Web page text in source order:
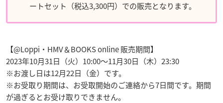
ートセット（税込3,300円）での販売となります。
【@Loppi・HMV＆BOOKS online 販売期間】
2023年10月31日（火）10:00～11月30日（木）23:30
※お渡し日は12月22日（金）です。
※お受取り期間は、お受取開始のご連絡から7日間です。期間
が過ぎるとお受け取りできません。